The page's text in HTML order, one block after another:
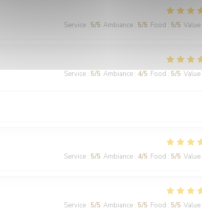
Service : 5/5 Ambiance : 5/5 Food : 5/5 Value
Service : 5/5 Ambiance : 4/5 Food : 5/5 Value
Service : 5/5 Ambiance : 4/5 Food : 5/5 Value
Service : 5/5 Ambiance : 5/5 Food : 5/5 Value